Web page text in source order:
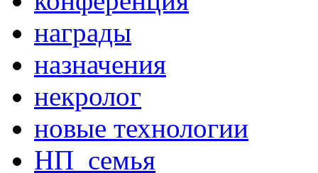
награды
назначения
некролог
новые технологии
НП_семья